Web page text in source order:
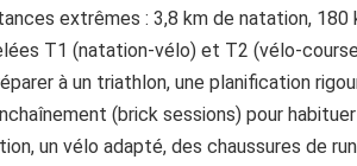
extrêmes : 3,8 km de natation,
T1 (natation-vélo) et T2 (vélo-
à un triathlon, une planification
(brick sessions) pour
un vélo adapté, des chaussures de